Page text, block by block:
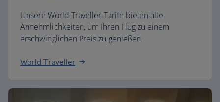
Unsere World Traveller-Tarife bieten alle
Annehmlichkeiten, um Ihren Flug zu einem
erschwinglichen Preis zu genießen.
World Traveller